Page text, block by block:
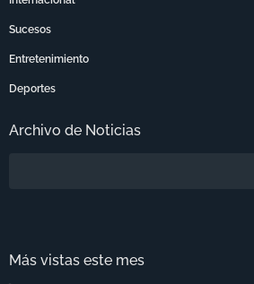
Sucesos
Entretenimiento
Deportes
Archivo de Noticias
Más vistas este mes